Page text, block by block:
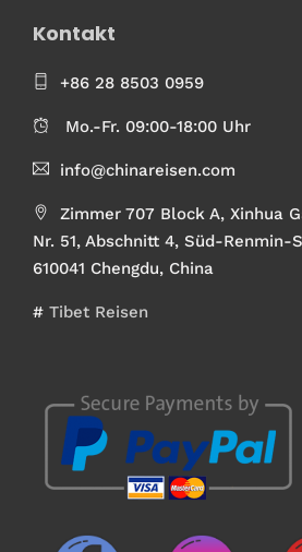
Kontakt
+86 28 8503 0959
Mo.-Fr. 09:00-18:00 Uhr
info@chinareisen.com
Zimmer 707 Block A, Xinhua
Nr. 51, Abschnitt 4, Süd-Renmin-
610041 Chengdu, China
# Tibet Reisen